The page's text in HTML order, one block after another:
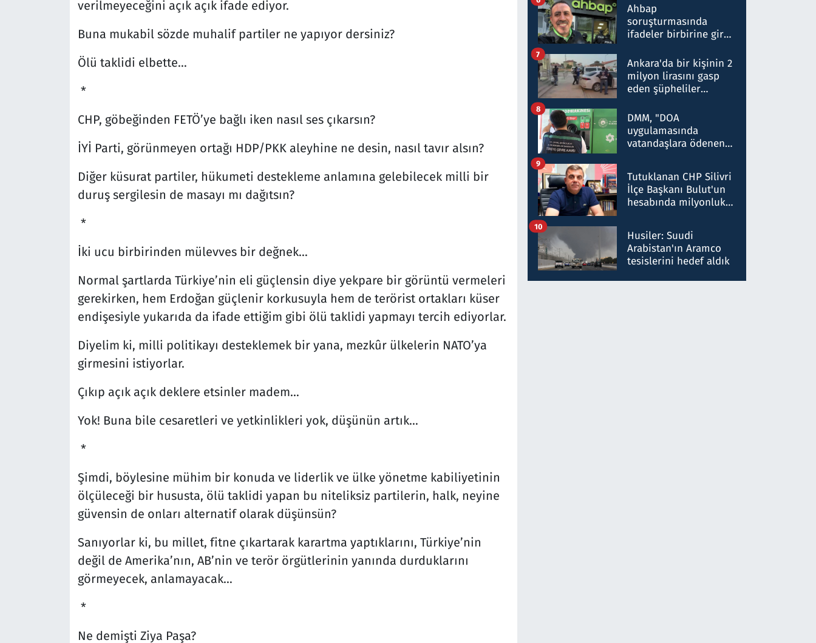
verilmeyeceğini açık açık ifade ediyor.
Buna mukabil sözde muhalif partiler ne yapıyor dersiniz?
Ölü taklidi elbette…
*
CHP, göbeğinden FETÖ’ye bağlı iken nasıl ses çıkarsın?
İYİ Parti, görünmeyen ortağı HDP/PKK aleyhine ne desin, nasıl tavır alsın?
Diğer küsurat partiler, hükumeti destekleme anlamına gelebilecek milli bir
duruş sergilesin de masayı mı dağıtsın?
*
İki ucu birbirinden mülevves bir değnek…
Normal şartlarda Türkiye’nin eli güçlensin diye yekpare bir görüntü vermeleri
gerekirken, hem Erdoğan güçlenir korkusuyla hem de terörist ortakları küser
endişesiyle yukarıda da ifade ettiğim gibi ölü taklidi yapmayı tercih ediyorlar.
Diyelim ki, milli politikayı desteklemek bir yana, mezkûr ülkelerin NATO’ya
girmesini istiyorlar.
Çıkıp açık açık deklere etsinler madem…
Yok! Buna bile cesaretleri ve yetkinlikleri yok, düşünün artık…
*
Şimdi, böylesine mühim bir konuda ve liderlik ve ülke yönetme kabiliyetinin
ölçüleceği bir hususta, ölü taklidi yapan bu niteliksiz partilerin, halk, neyine
güvensin de onları alternatif olarak düşünsün?
Sanıyorlar ki, bu millet, fitne çıkartarak karartma yaptıklarını, Türkiye’nin
değil de Amerika’nın, AB’nin ve terör örgütlerinin yanında durduklarını
görmeyecek, anlamayacak…
*
Ne demişti Ziya Paşa?
nitelikte olduğunu
belirtti
Ahbap
soruşturmasında
ifadeler birbirine girdi:
ifadelerinden ortaya
çıkan tablo şok etti
Ankara'da bir kişinin 2
milyon lirasını gasp
eden şüpheliler
7
DMM, "DOA
uygulamasında
vatandaşlara ödenen
düşürüldüğü" iddiasını
yalanladı
8
Tutuklanan CHP Silivri
İlçe Başkanı Bulut'un
hesabında milyonluk
talimat verdi, ben
gönderdim
9
Husiler: Suudi
Arabistan'ın Aramco
tesislerini hedef aldık
10